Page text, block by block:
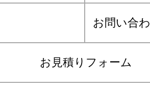
お問い合
お見積りフォーム